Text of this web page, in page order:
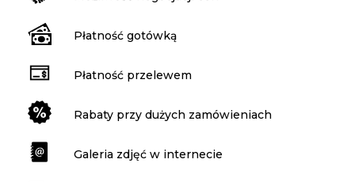
Płatność gotówką
Płatność przelewem
Rabaty przy dużych zamówieniach
Galeria zdjęć w internecie